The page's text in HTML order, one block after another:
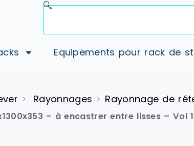
Equipements pour rack de
> Rayonnages > Rayonnage de
– à encastrer entre lisses – Vol